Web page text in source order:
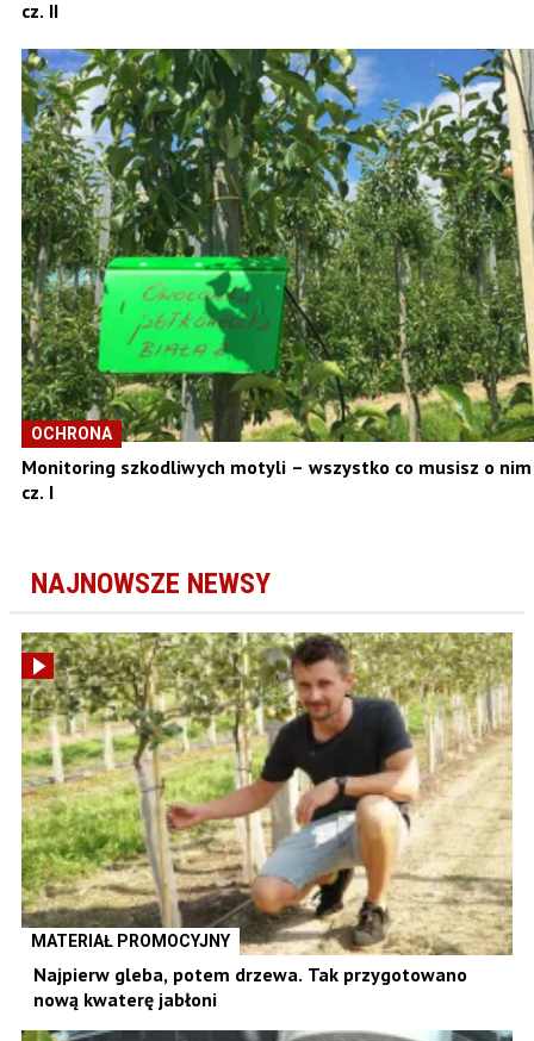
cz. II
OCHRONA
Monitoring szkodliwych motyli – wszystko co musisz o
cz. I
NAJNOWSZE NEWSY
MATERIAŁ PROMOCYJNY
Najpierw gleba, potem drzewa. Tak przygotowano
nową kwaterę jabłoni